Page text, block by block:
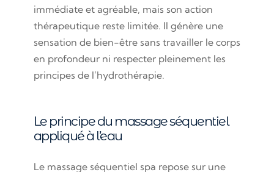
immédiate et agréable, mais son action
thérapeutique reste limitée. Il génère une
sensation de bien-être sans travailler le corps
en profondeur ni respecter pleinement les
principes de l’hydrothérapie.
Le principe du massage séquentiel
appliqué à l’eau
Le massage séquentiel spa repose sur une